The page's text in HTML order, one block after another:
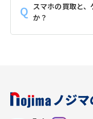
スマホの買取と
か？